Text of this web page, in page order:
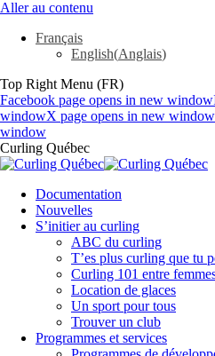
Aller au contenu
Français
English(Anglais)
Top Right Menu (FR)
Facebook page opens in new window
windowX page opens in new window
window
Curling Québec
Documentation
Nouvelles
S’initier au curling
ABC du curling
T’es plus curling que tu
Curling 101 entre
Location de glaces
Un sport pour tous
Trouver un club
Programmes et services